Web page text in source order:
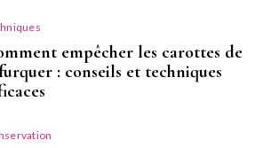
empêcher les carottes de
: conseils et techniques